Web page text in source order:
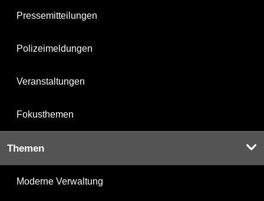
Pressemitteilungen
Polizeimeldungen
Veranstaltungen
Fokusthemen
Themen
Moderne Verwaltung